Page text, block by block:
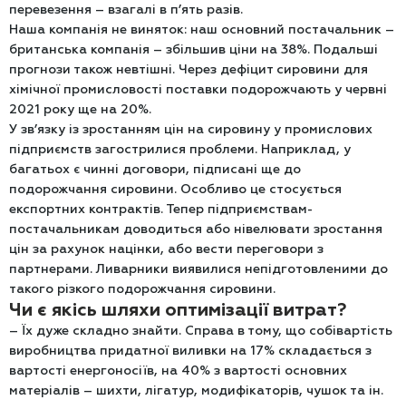
перевезення – взагалі в п’ять разів.
Наша компанія не виняток: наш основний постачальник –
британська компанія – збільшив ціни на 38%. Подальші
прогнози також невтішні. Через дефіцит сировини для
хімічної промисловості поставки подорожчають у червні
2021 року ще на 20%.
У зв’язку із зростанням цін на сировину у промислових
підприємств загострилися проблеми. Наприклад, у
багатьох є чинні договори, підписані ще до
подорожчання сировини. Особливо це стосується
експортних контрактів. Тепер підприємствам-
постачальникам доводиться або нівелювати зростання
цін за рахунок націнки, або вести переговори з
партнерами. Ливарники виявилися непідготовленими до
такого різкого подорожчання сировини.
Чи є якісь шляхи оптимізації витрат?
– Їх дуже складно знайти. Справа в тому, що собівартість
виробництва придатної виливки на 17% складається з
вартості енергоносіїв, на 40% з вартості основних
матеріалів – шихти, лігатур, модифікаторів, чушок та ін.